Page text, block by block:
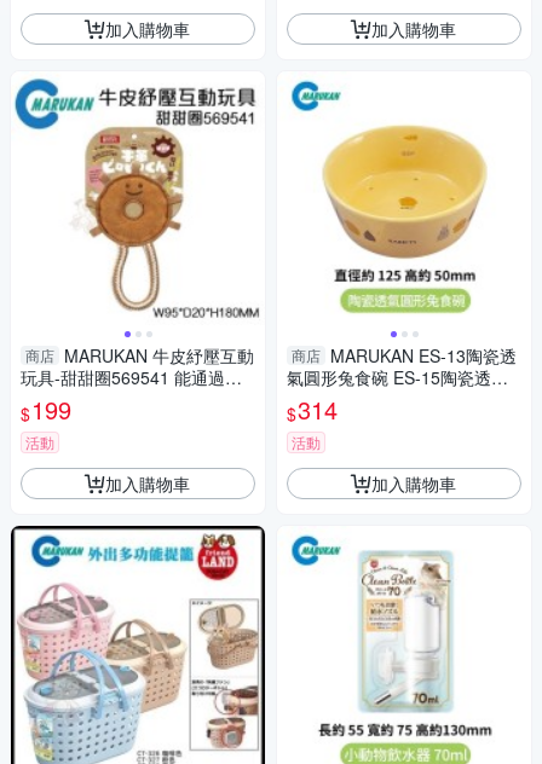
加入購物車
商店 MARUKAN 牛皮紓壓互動
玩具-甜甜圈569541 能通過拉
扯棉繩感到快樂『寵喵樂旗艦
店』
$199
活動
加入購物車
加入購物車
商店 MARUKAN ES-13陶瓷透
氣圓形兔食碗 ES-15陶瓷透氣
加高兔食碗『寵喵樂旗艦店』
$314
活動
加入購物車